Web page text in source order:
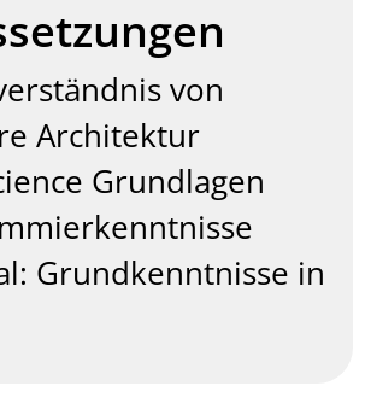
von
Architektur
Grundlagen
Grundkenntnisse in